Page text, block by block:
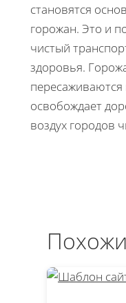
становятся
горожан. Это и
чистый
здоровья.
освобождает
воздух городов